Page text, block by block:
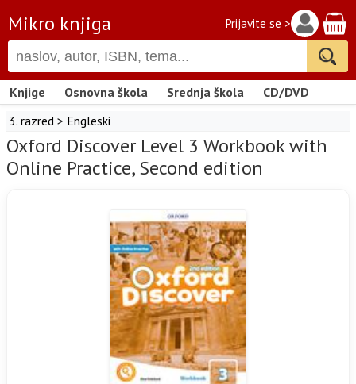
Mikro knjiga Prijavite se >
Knjige Osnovna škola Srednja škola
CD/DVD
3. razred > Engleski
Oxford Discover Level 3 Workbook with
Online Practice, Second edition